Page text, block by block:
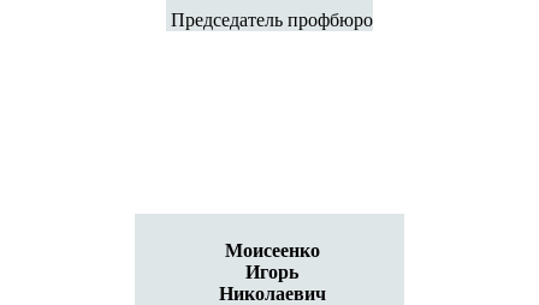
Председатель профбюро
Моисеенко
Игорь
Николаевич